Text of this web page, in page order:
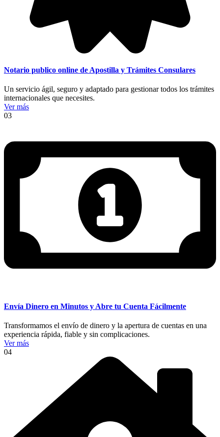
Notario publico online de Apostilla y Trámites Consulares
Un servicio ágil, seguro y adaptado para gestionar todos los trámites
internacionales que necesites.
Ver más
03
Envía Dinero en Minutos y Abre tu Cuenta Fácilmente
Transformamos el envío de dinero y la apertura de cuentas en una
experiencia rápida, fiable y sin complicaciones.
Ver más
04